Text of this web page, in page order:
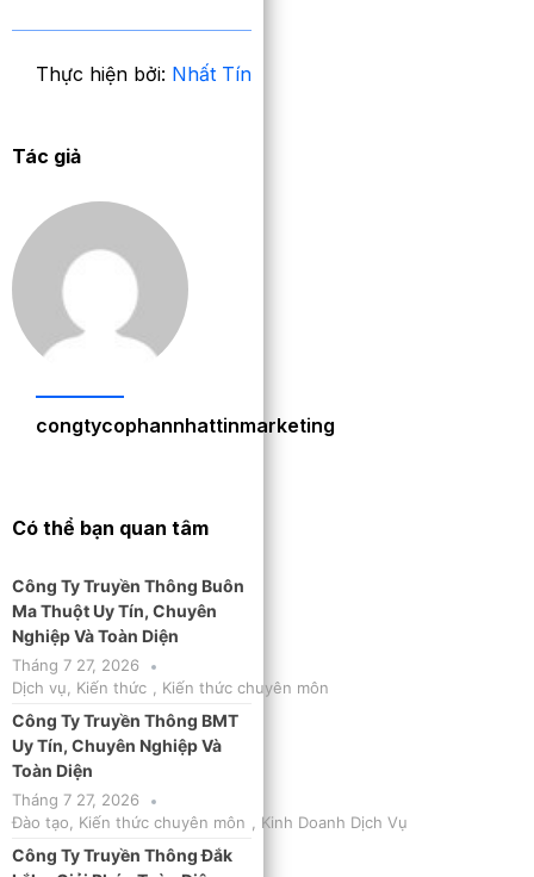
Thực hiện bởi: Nhất Tín
Tác giả
congtycophannhattinmarketing
Có thể bạn quan tâm
Công Ty Truyền Thông Buôn
Ma Thuột Uy Tín, Chuyên
Nghiệp Và Toàn Diện
Tháng 7 27, 2026
Dịch vụ, Kiến thức , Kiến thức chuyên môn
Công Ty Truyền Thông BMT
Uy Tín, Chuyên Nghiệp Và
Toàn Diện
Tháng 7 27, 2026
Đào tạo, Kiến thức chuyên môn , Kinh Doanh Dịch Vụ
Công Ty Truyền Thông Đắk